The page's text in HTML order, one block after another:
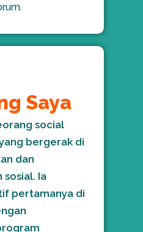
Saya
social
bergerak di
dan
sosial. Ia
pertamanya di